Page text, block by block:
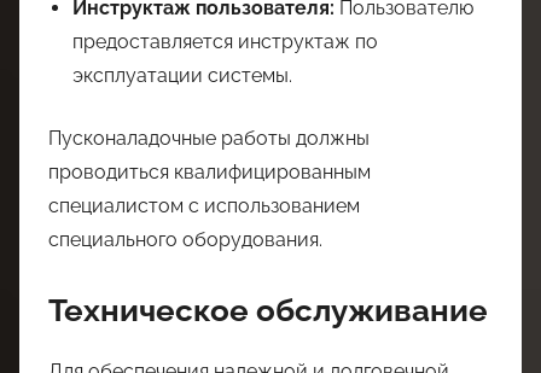
Инструктаж пользователя: Пользователю
предоставляется инструктаж по
эксплуатации системы.
Пусконаладочные работы должны
проводиться квалифицированным
специалистом с использованием
специального оборудования.
Техническое обслуживание